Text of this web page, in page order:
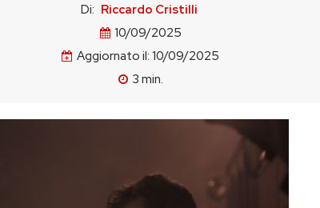
Di: Riccardo Cristilli
10/09/2025
Aggiornato il: 10/09/2025
3 min.